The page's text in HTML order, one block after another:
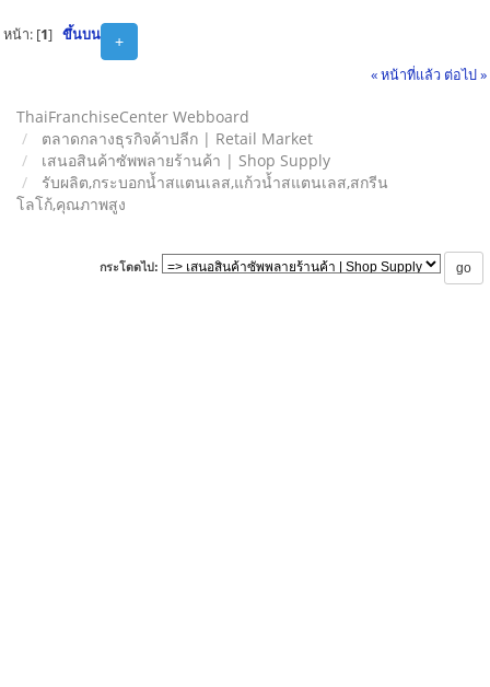
+
หน้า: [1] ขึ้นบน
« หน้าที่แล้ว ต่อไป »
ThaiFranchiseCenter Webboard
ตลาดกลางธุรกิจค้าปลีก | Retail Market
เสนอสินค้าซัพพลายร้านค้า | Shop Supply
รับผลิต,กระบอกน้ำสแตนเลส,แก้วน้ำสแตนเลส,สกรีน
โลโก้,คุณภาพสูง
กระโดดไป: